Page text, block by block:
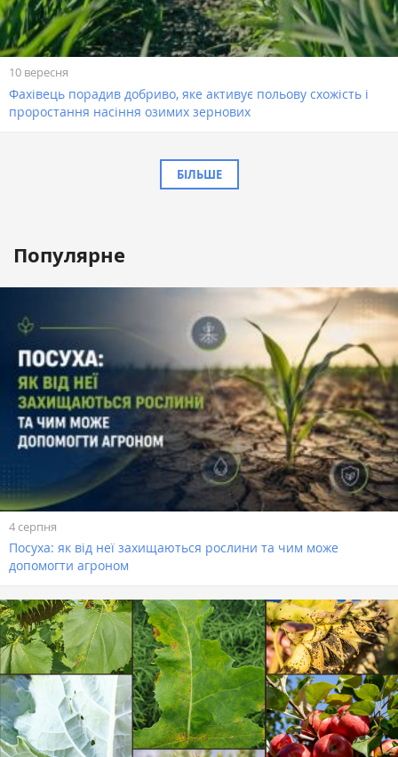
10 вересня
Фахівець порадив добриво, яке активує польову схожість і
проростання насіння озимих зернових
БІЛЬШЕ
Популярне
4 серпня
Посуха: як від неї захищаються рослини та чим може
допомогти агроном